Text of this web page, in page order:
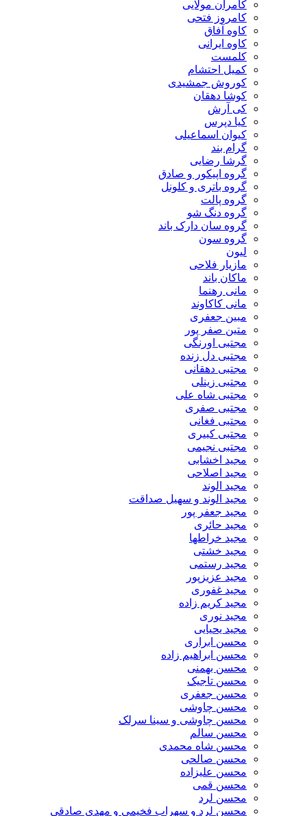
کامران مولایی
کامروز فتحی
کاوه آفاق
کاوه ایرانی
کلمست
کمیل احتشام
کوروش جمشیدی
کوشا دهقان
کی آرش
کیا دپرس
کیوان اسماعیلی
گرام بند
گرشا رضایی
گروه اپیکور و صادق
گروه باتری و کلونل
گروه پالت
گروه دنگ شو
گروه سان دارک باند
گروه سون
لیون
مازیار فلاحی
ماکان باند
مانی رهنما
مانی کاکاوند
مبین جعفری
متین صفر پور
مجتبی اورنگی
مجتبی دل زنده
مجتبی دهقانی
مجتبی زینلی
مجتبی شاه علی
مجتبی صفری
مجتبی فغانی
مجتبی کبیری
مجتبی نجیمی
مجید اخشابی
مجید اصلاحی
مجید الوند‎
مجید الوند و سهیل صداقت
مجید جعفر پور
مجید حائری
مجید خراطها
مجید خشتی
مجید رستمی
مجید عزیزپور
مجید غفوری
مجید کریم زاده
مجید نوری
مجید یحیایی
محسن ابراری
محسن ابراهیم زاده
محسن بهمنی
محسن تاجیک
محسن جعفری
محسن چاوشی
محسن چاوشی و سینا سرلک
محسن سالم
محسن شاه محمدی
محسن صالحی
محسن علیزاده
محسن قمی
محسن لرد
محسن لرد و سهراب فخیمی و مهدی صادقی